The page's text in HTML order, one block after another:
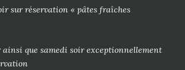
sur réservation « pâtes fraîches
que samedi soir exceptionnellement